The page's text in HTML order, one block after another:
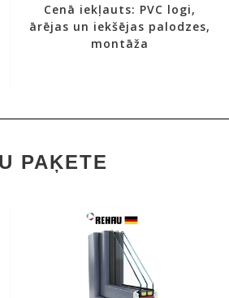
Cenā iekļauts: PVC logi,
ārējas un iekšējas palodzes,
montāža
PAĶETE
Energoefektīvs 7 kameru
Profila biezums: 80mm
Siltumizolējošs
selektīvais stikls